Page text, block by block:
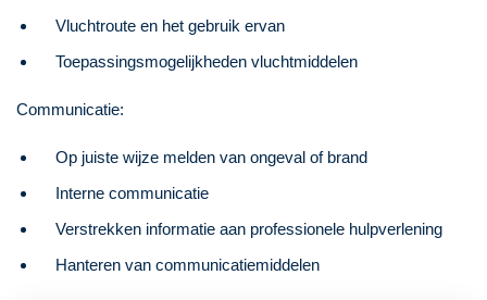
Vluchtroute en het gebruik ervan
Toepassingsmogelijkheden vluchtmiddelen
Communicatie:
Op juiste wijze melden van ongeval of brand
Interne communicatie
Verstrekken informatie aan professionele hulpverlening
Hanteren van communicatiemiddelen